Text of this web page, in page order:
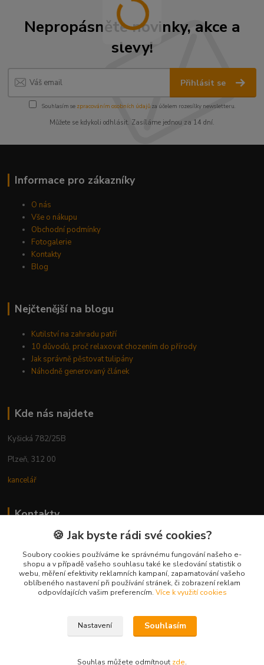
Nepropásněte novinky, akce a
slevy!
Přihlásit se
Souhlasím se zpracováním osobních údajůza účelem rozesílky newsletteru.
Můžete se kdykoli odhlásit. Zasíláme jednou za 14 dní.
Informace pro zákazníky
O nás
Vše o nákupu
Obchodní podmínky
Fotogalerie
Kontakty
Blog
Nejčtenější na blogu
Kutilství na zahradu patří
10 důvodů, proč relaxovat chozením do přírody
Jak správně pěstovat tulipány
Náhodně generovaný článek
Kde nás najdete
Kyšická 782/25B
Plzeň, 312 00
kancelář
Kontakty
Ing. Michal Vaněk
+420 603 332 100
(Po-Pá, 10-17 hod.)
info@vyhodnynakup.eu
🍪 Jak byste rádi své cookies?
Soubory cookies používáme ke správnému fungování našeho e-
shopu a v případě vašeho souhlasu také ke sledování statistik o
webu, měření efektivity reklamních kampaní, zapamatování vašeho
oblíbeného nastavení při používání stránek, či zobrazení reklam
odpovídajících vašim preferencím. Více k využití cookies
Nastavení Souhlasím
Souhlas můžete odmítnout zde.